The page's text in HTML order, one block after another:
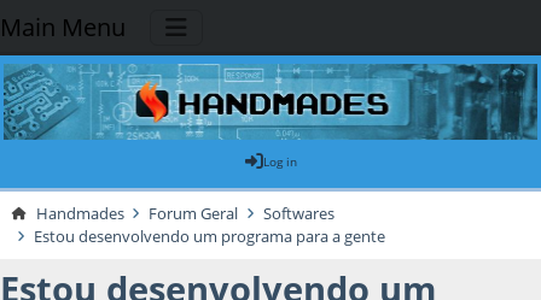
Main Menu
Log in
Handmades Forum Geral
Softwares
Estou desenvolvendo um programa para a gente
Estou desenvolvendo um